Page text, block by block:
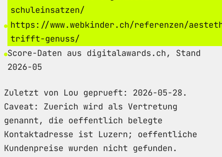
schuleinsatzen/
https://www.webkinder.ch/referenzen/
trifft-genuss/
Score-Daten aus digitalawards.ch, Stand
2026-05
Zuletzt von Lou geprueft: 2026-05-28.
Caveat: Zuerich wird als Vertretung
genannt, die oeffentlich belegte
Kontaktadresse ist Luzern; oeffentliche
Kundenpreise wurden nicht gefunden.